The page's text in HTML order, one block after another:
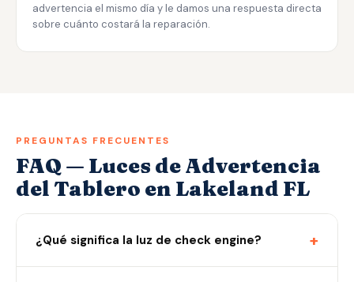
advertencia el mismo día y le damos una respuesta directa
sobre cuánto costará la reparación.
PREGUNTAS FRECUENTES
FAQ — Luces de Advertencia
del Tablero en Lakeland FL
¿Qué significa la luz de check engine? +